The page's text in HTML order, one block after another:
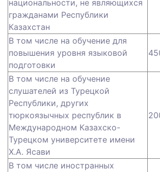
национальности, не являющихся
гражданами Республики
Казахстан
В том числе на обучение для
повышения уровня языковой
подготовки
В том числе на обучение
слушателей из Турецкой
Республики, других
тюркоязычных республик в
Международном Казахско-
Турецком университете имени
Х.А. Ясави
В том числе иностранных